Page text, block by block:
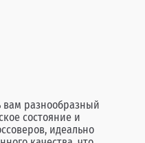
вам разнообразный
состояние и
идеально